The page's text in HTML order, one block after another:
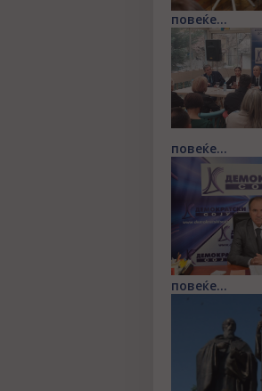
повеќе...
повеќе...
повеќе...